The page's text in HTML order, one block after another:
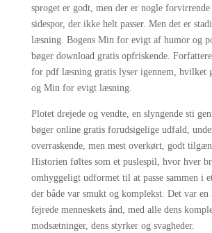
sproget er godt, men der er nogle forvirrende
sidespor, der ikke helt passer. Men det er
læsning. Bogens Min for evigt af humor og
bøger download gratis opfriskende.
for pdf læsning gratis lyser igennem, hvilket
og Min for evigt læsning.
Plotet drejede og vendte, en slyngende sti
bøger online gratis forudsigelige udfald,
overraskende, men mest overkørt, godt
Historien føltes som et puslespil, hvor hver
omhyggeligt udformet til at passe sammen i
der både var smukt og komplekst. Det var en
fejrede menneskets ånd, med alle dens
modsætninger, dens styrker og svagheder.